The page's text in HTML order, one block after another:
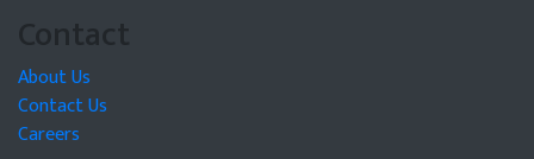
Contact
About Us
Contact Us
Careers